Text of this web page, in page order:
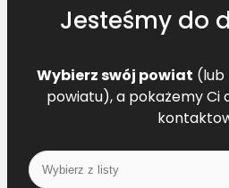
Jesteśmy do
Wybierz swój powiat (lub
powiatu), a pokażemy Ci